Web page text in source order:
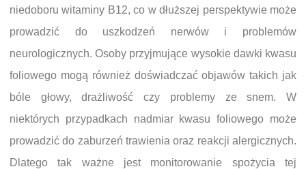
niedoboru witaminy B12, co w dłuższej perspektywie może
prowadzić do uszkodzeń nerwów i problemów
neurologicznych. Osoby przyjmujące wysokie dawki kwasu
foliowego mogą również doświadczać objawów takich jak
bóle głowy, drażliwość czy problemy ze snem. W
niektórych przypadkach nadmiar kwasu foliowego może
prowadzić do zaburzeń trawienia oraz reakcji alergicznych.
Dlatego tak ważne jest monitorowanie spożycia tej